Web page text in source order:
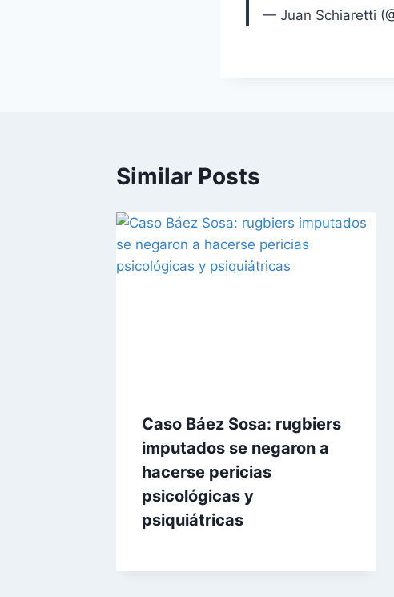
— Juan Schiaretti
Similar Posts
Caso Báez Sosa: rugbiers
imputados se negaron a
hacerse pericias
psicológicas y
psiquiátricas